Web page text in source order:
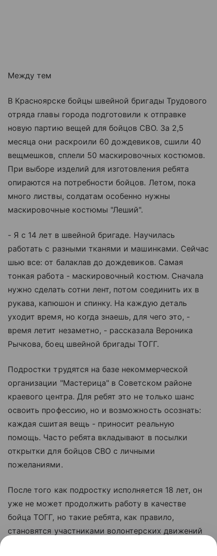
Между тем
В Красноярске бойцы швейной бригады Трудового
отряда главы города подготовили к отправке
новую партию вещей для бойцов СВО. За 2,5
месяца они раскроили 60 дождевиков, сшили 40
вещмешков, сплели 50 маскировочных костюмов.
При выборе изделий для изготовления ребята
опираются на потребности бойцов. Летом, пока
много листвы, солдатам особенно нужны
маскировочные костюмы "Леший".
- Я с 14 лет в швейной бригаде. Научилась
работать с разными тканями и машинками. Сейчас
шью все: от балаклав до дождевиков. Самая
тонкая работа - маскировочный костюм. Сначала
нужно сделать сотни лент, потом соединить их в
рукава, капюшон и спинку. На каждую деталь
уходит время, но когда знаешь, для чего это, -
время летит незаметно, - рассказала Вероника
Рычкова, боец швейной бригады ТОГГ.
Подростки трудятся на базе некоммерческой
организации "Мастерица" в Советском районе
краевого центра. Для ребят это не только шанс
освоить профессию, но и возможность осознать:
каждая сшитая вещь - приносит реальную
помощь. Часто ребята вкладывают в посылки
открытки для бойцов СВО с личными
пожеланиями.
После того как подростку исполняется 18 лет, он
уже не может продолжить работу в качестве
бойца ТОГГ, но такие ребята, как правило,
становятся участниками волонтерских движений